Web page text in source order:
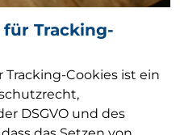
Tracking-
Cookies ist ein
DSGVO und des